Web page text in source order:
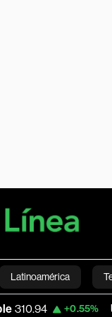
Latinoamérica
Mundo Videos
+0.55% USD COP